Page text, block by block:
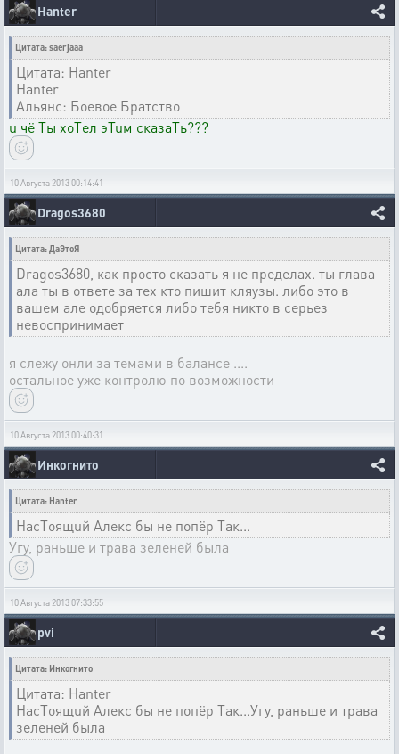
Hanter
Цитата: saerjaaa
Цитата: Hanter
Hanter
Альянс: Боевое Братство
u чё Tы хоTел эTuм сказаTь???
10 Августа 2013 00:14:41
Dragos3680
Цитата: ДаЭтоЯ
Dragos3680, как просто сказать я не пределах. ты глава
ала ты в ответе за тех кто пишит кляузы. либо это в
вашем але одобряется либо тебя никто в серьез
невоспринимает
я слежу онли за темами в балансе ....
остальное уже контролю по возможности
10 Августа 2013 00:40:31
Инкогнито
Цитата: Hanter
НасTоящuй Алекс бы не попёр Tак...
Угу, раньше и трава зеленей была
10 Августа 2013 07:33:55
pvi
Цитата: Инкогнито
Цитата: Hanter
НасTоящuй Алекс бы не попёр Tак...Угу, раньше и трава
зеленей была